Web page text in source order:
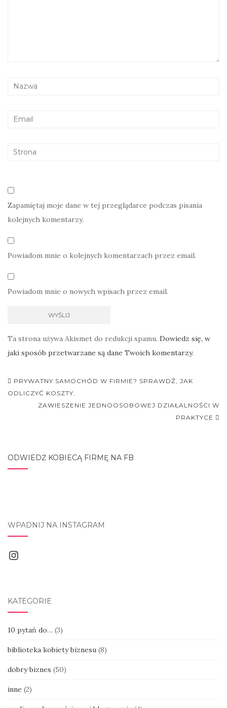
Zapamiętaj moje dane w tej przeglądarce podczas pisania
kolejnych komentarzy.
Powiadom mnie o kolejnych komentarzach przez email.
Powiadom mnie o nowych wpisach przez email.
Ta strona używa Akismet do redukcji spamu. Dowiedz się, w
jaki sposób przetwarzane są dane Twoich komentarzy.
Nawigacja
postu
PRYWATNY SAMOCHÓD W FIRMIE? SPRAWDŹ, JAK
ODLICZYĆ KOSZTY.
ZAWIESZENIE JEDNOOSOBOWEJ DZIAŁALNOŚCI W
PRAKTYCE
ODWIEDŹ KOBIECĄ FIRMĘ NA FB
WPADNIJ NA INSTAGRAM
Instagram
KATEGORIE
10 pytań do… (3)
biblioteka kobiety biznesu (8)
dobry biznes (50)
inne (2)